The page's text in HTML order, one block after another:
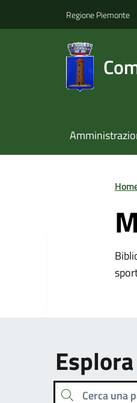
Regione Piemonte
Cerca una parola chiave